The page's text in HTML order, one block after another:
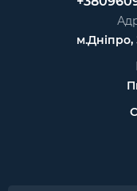
м.Дніпро,